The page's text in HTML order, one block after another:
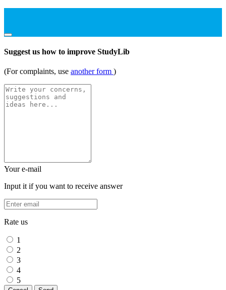
Suggest us how to improve StudyLib
(For complaints, use another form )
Your e-mail
Input it if you want to receive answer
Rate us
1
2
3
4
5